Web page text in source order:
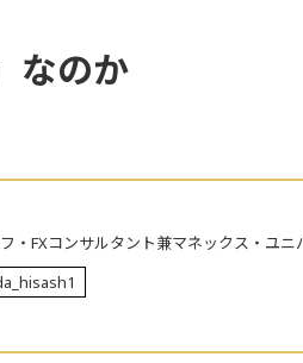
なのか
・FXコンサルタント兼マネックス・ユニ